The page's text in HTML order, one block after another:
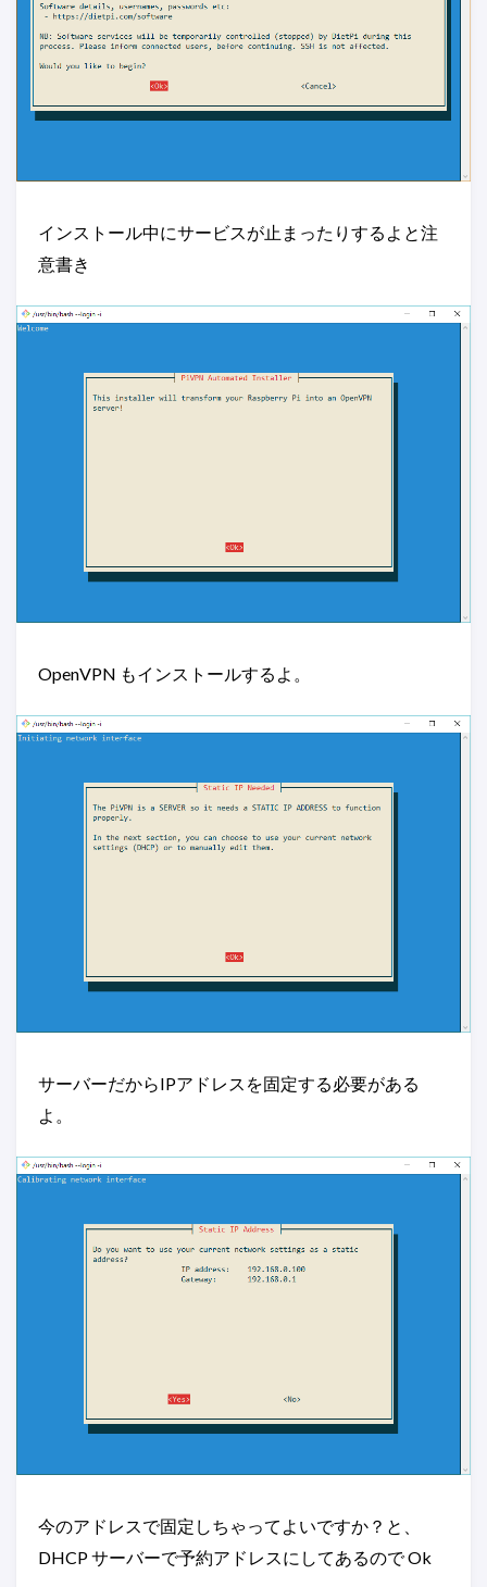
インストール中にサービスが止まったりするよと注
意書き
OpenVPN もインストールするよ。
サーバーだからIPアドレスを固定する必要がある
よ。
今のアドレスで固定しちゃってよいですか？と、
DHCP サーバーで予約アドレスにしてあるので Ok